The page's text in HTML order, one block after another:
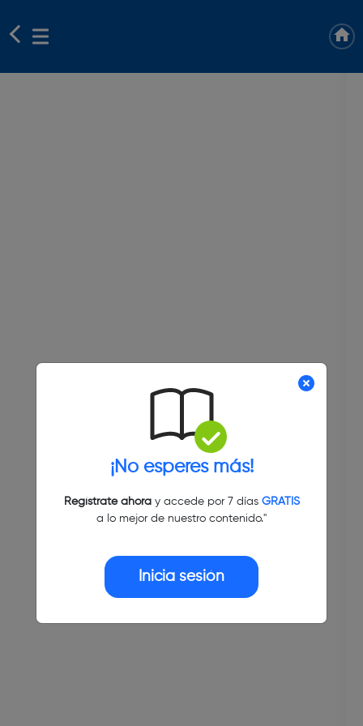
¡No esperes más!
Regístrate ahoray accede por 7 días GRATIS
a lo mejor de nuestro contenido."
Inicia sesión